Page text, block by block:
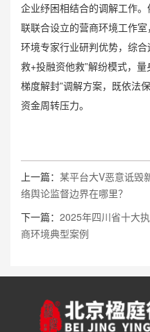
企业纾困相结合的调解工作
联联合设立的营商环境工作
环境专家行业研判优势，综
救+投融资他救”解纷模式，
梯度解封”调解方案，既依法
资金周转压力。
上一篇： 某平台大V恶意诋毁
络舆论监督边界在哪里？
下一篇： 2025年四川省十大
商环境典型案例